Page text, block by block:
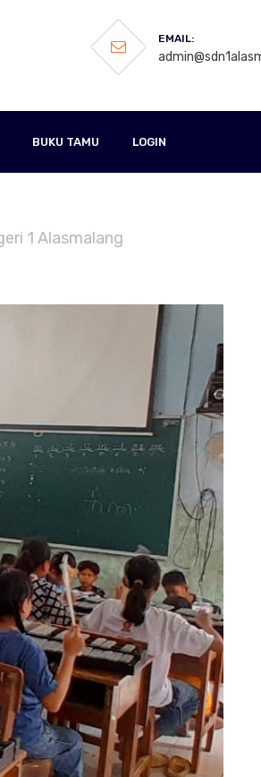
EMAIL:
BUKU TAMU LOGIN
1 Alasmalang